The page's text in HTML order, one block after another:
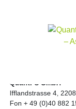
QuantFS GmbH
Ifflandstrasse 4,
Fon + 49 (0)40 882